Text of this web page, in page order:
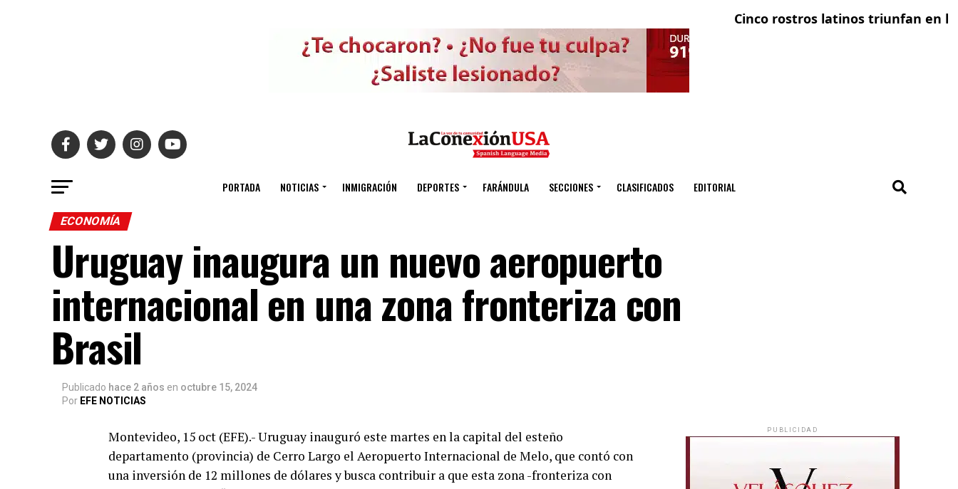
Cinco rostros latinos triunfan en laEl
PORTADA NOTICIAS INMIGRACIÓN DEPORTES FARÁNDULA SECCIONES CLASIFICADOS EDITORIAL
ECONOMÍA
Uruguay inaugura un nuevo aeropuerto
internacional en una zona fronteriza con
Brasil
Publicado hace 2 años en octubre 15, 2024
Por EFE NOTICIAS
Montevideo, 15 oct (EFE).- Uruguay inauguró este martes en la capital del esteño
departamento (provincia) de Cerro Largo el Aeropuerto Internacional de Melo, que contó con
una inversión de 12 millones de dólares y busca contribuir a que esta zona -fronteriza con
PUBLICIDAD